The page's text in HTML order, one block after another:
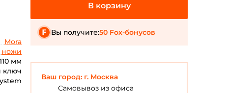
Mora
ножи
110 мм
ключ
Вы получите:50 Fox-бонусов
Ваш город: г. Москва
Самовывоз из офиса